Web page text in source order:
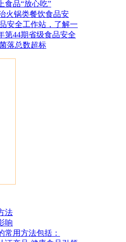
食品“放心吃”
火锅类餐饮食品安
安全工作站，了解一
第44期省级食品安全
落总数超标
法
响
常用方法包括：